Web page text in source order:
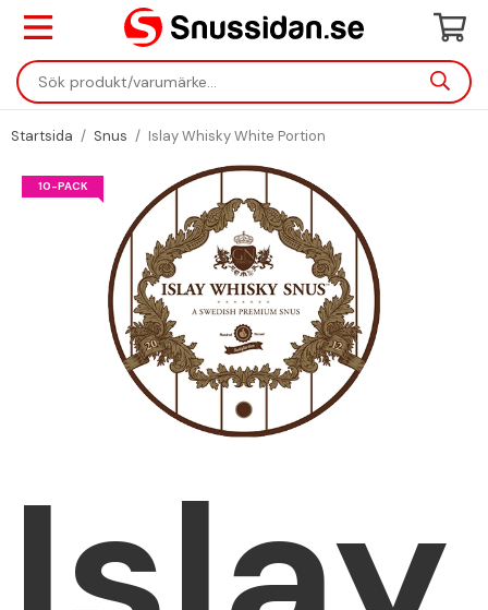
Startsida / Snus / Islay Whisky White Portion
10-PACK